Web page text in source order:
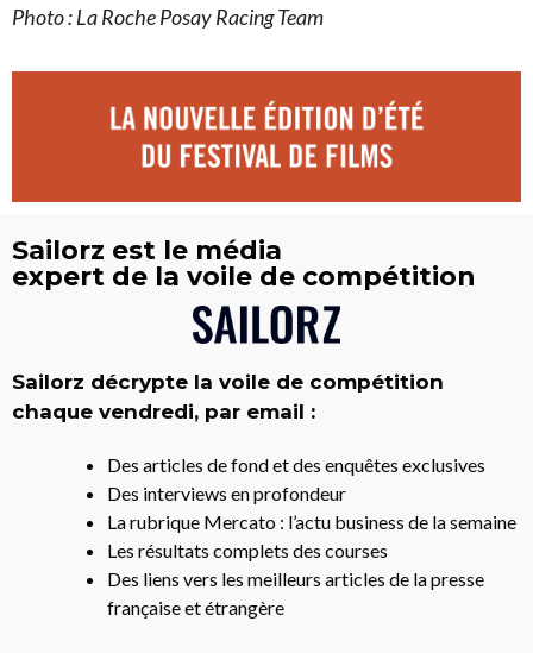
Photo : La Roche Posay Racing Team
Sailorz est le média
expert de la voile de compétition
Sailorz décrypte la voile de compétition
chaque vendredi, par email :
Des articles de fond et des enquêtes exclusives
Des interviews en profondeur
La rubrique Mercato : l’actu business de la semaine
Les résultats complets des courses
Des liens vers les meilleurs articles de la presse
française et étrangère